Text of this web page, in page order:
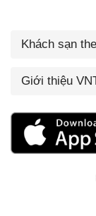
Khách sạn
Giới thiệu